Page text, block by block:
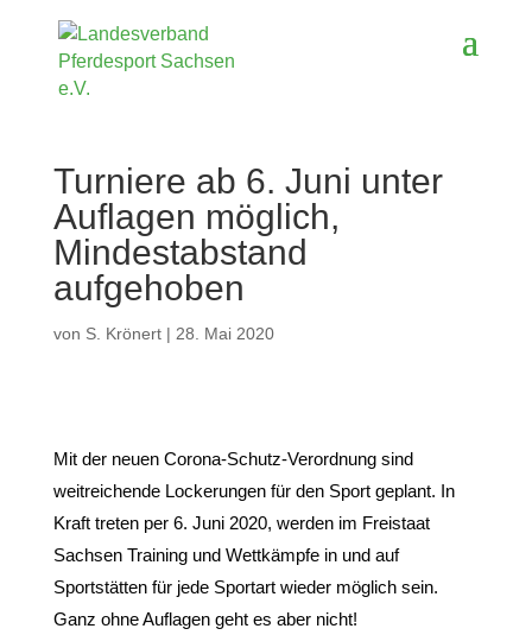
Turniere ab 6. Juni unter
Auflagen möglich,
Mindestabstand
aufgehoben
von S. Krönert| 28. Mai 2020
Mit der neuen Corona-Schutz-Verordnung sind
weitreichende Lockerungen für den Sport geplant. In
Kraft treten per 6. Juni 2020, werden im Freistaat
Sachsen Training und Wettkämpfe in und auf
Sportstätten für jede Sportart wieder möglich sein.
Ganz ohne Auflagen geht es aber nicht!